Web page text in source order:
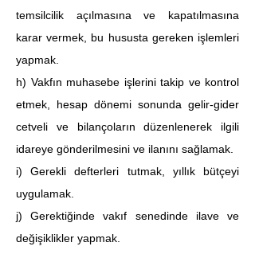
temsilcilik açılmasına ve kapatılmasına
karar vermek, bu hususta gereken işlemleri
yapmak.
h) Vakfın muhasebe işlerini takip ve kontrol
etmek, hesap dönemi sonunda gelir-gider
cetveli ve bilançoların düzenlenerek ilgili
idareye gönderilmesini ve ilanını sağlamak.
i) Gerekli defterleri tutmak, yıllık bütçeyi
uygulamak.
j) Gerektiğinde vakıf senedinde ilave ve
değişiklikler yapmak.